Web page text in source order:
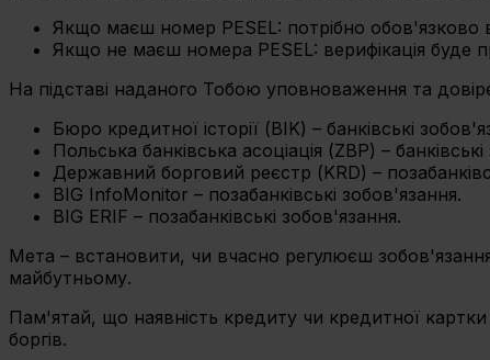
Якщо маєш номер PESEL: потрібно обов'язково
Якщо не маєш номера PESEL: верифікація буде
На підставі наданого Тобою уповноваження та
Бюро кредитної історії (BIK) – банківські
Польська банківська асоціація (ZBP) –
Державний борговий реєстр (KRD) –
BIG InfoMonitor – позабанківські зобов'язання.
BIG ERIF – позабанківські зобов'язання.
Мета – встановити, чи вчасно регулюєш
майбутньому.
Пам'ятай, що наявність кредиту чи кредитної
боргів.